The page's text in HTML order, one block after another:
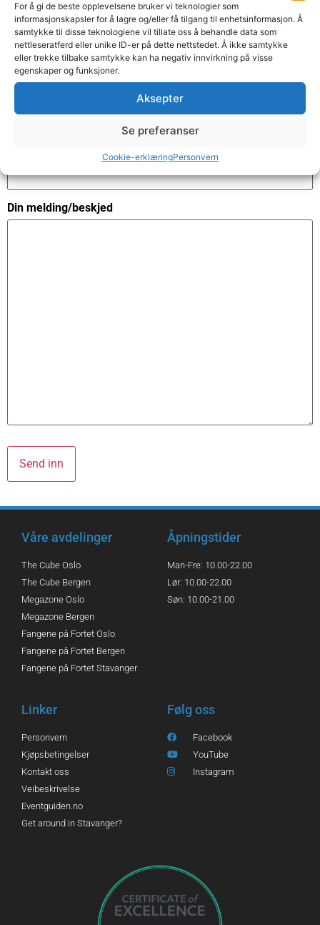
For å gi de beste opplevelsene bruker vi teknologier som
informasjonskapsler for å lagre og/eller få tilgang til enhetsinformasjon. Å
samtykke til disse teknologiene vil tillate oss å behandle data som
nettleseratferd eller unike ID-er på dette nettstedet. Å ikke samtykke
eller trekke tilbake samtykke kan ha negativ innvirkning på visse
egenskaper og funksjoner.
Aksepter
Se preferanser
Cookie-erklæringPersonvern
Telefon
E-post
Din melding/beskjed
Våre avdelinger
The Cube Oslo
The Cube Bergen
Megazone Oslo
Megazone Bergen
Fangene på Fortet Oslo
Fangene på Fortet Bergen
Fangene på Fortet Stavanger
Åpningstider
Man-Fre: 10.00-22.00
Lør: 10.00-22.00
Søn: 10.00-21.00
Linker
Personvern
Kjøpsbetingelser
Kontakt oss
Veibeskrivelse
Eventguiden.no
Get around in Stavanger?
Følg oss
Facebook
YouTube
Instagram